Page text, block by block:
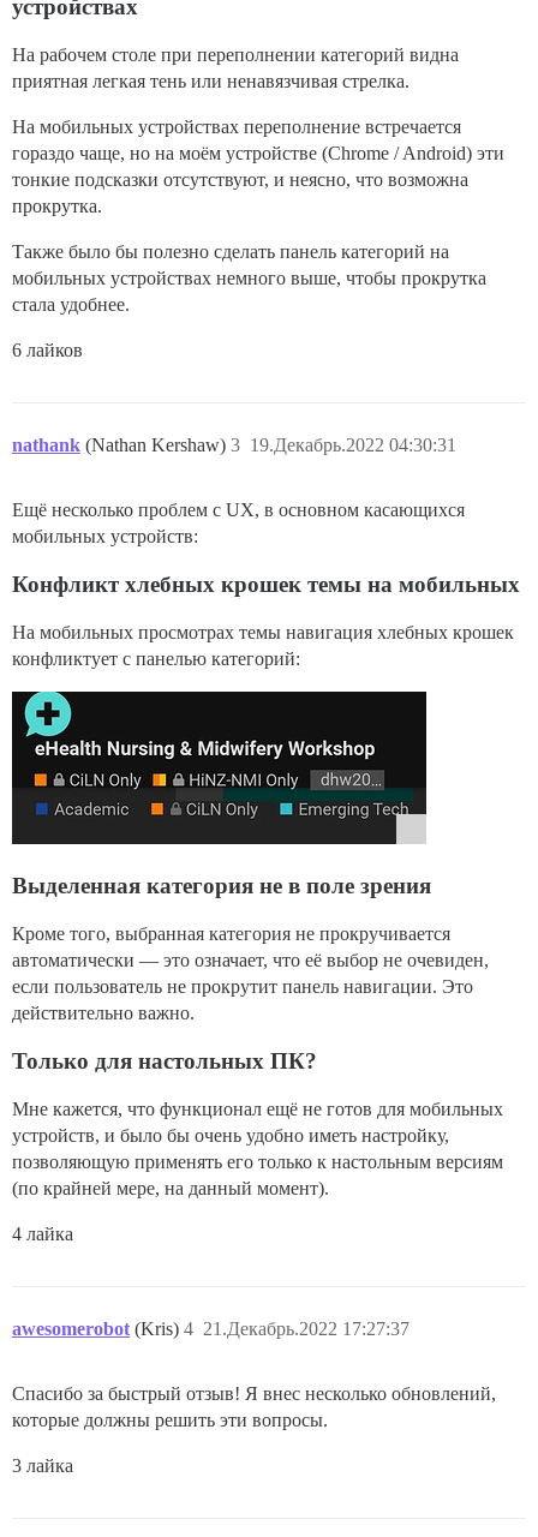
устройствах
На рабочем столе при переполнении категорий видна
приятная легкая тень или ненавязчивая стрелка.
На мобильных устройствах переполнение встречается
гораздо чаще, но на моём устройстве (Chrome / Android) эти
тонкие подсказки отсутствуют, и неясно, что возможна
прокрутка.
Также было бы полезно сделать панель категорий на
мобильных устройствах немного выше, чтобы прокрутка
стала удобнее.
6 лайков
nathank (Nathan Kershaw) 19.Декабрь.2022 04:30:31
3
Ещё несколько проблем с UX, в основном касающихся
мобильных устройств:
Конфликт хлебных крошек темы на мобильных
На мобильных просмотрах темы навигация хлебных крошек
конфликтует с панелью категорий:
Выделенная категория не в поле зрения
Кроме того, выбранная категория не прокручивается
автоматически — это означает, что её выбор не очевиден,
если пользователь не прокрутит панель навигации. Это
действительно важно.
Только для настольных ПК?
Мне кажется, что функционал ещё не готов для мобильных
устройств, и было бы очень удобно иметь настройку,
позволяющую применять его только к настольным версиям
(по крайней мере, на данный момент).
4 лайка
awesomerobot (Kris) 21.Декабрь.2022 17:27:37
4
Спасибо за быстрый отзыв! Я внес несколько обновлений,
которые должны решить эти вопросы.
3 лайка